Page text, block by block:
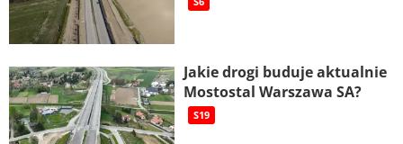
Jakie drogi buduje aktualnie
Mostostal Warszawa SA?
S19